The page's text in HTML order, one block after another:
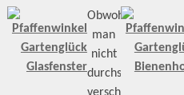
Obwohl
man
nicht
durchsieht,
verschafft